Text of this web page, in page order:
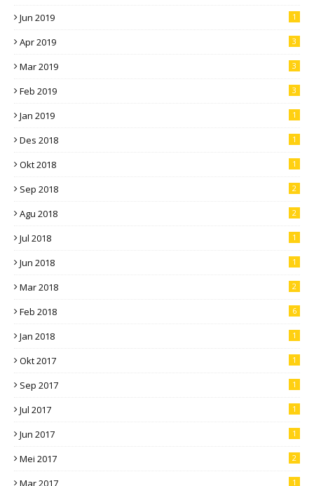
Jun 2019 1
Apr 2019 3
Mar 2019 3
Feb 2019 3
Jan 2019 1
Des 2018 1
Okt 2018 1
Sep 2018 2
Agu 2018 2
Jul 2018 1
Jun 2018 1
Mar 2018 2
Feb 2018 6
Jan 2018 1
Okt 2017 1
Sep 2017 1
Jul 2017 1
Jun 2017 1
Mei 2017 2
Mar 2017 1